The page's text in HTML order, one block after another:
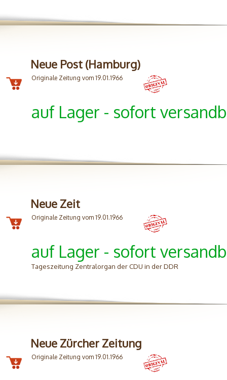
Neue Post (Hamburg)
Originale Zeitung vom 19.01.1966
auf Lager - sofort
Neue Zeit
Originale Zeitung vom 19.01.1966
auf Lager - sofort
Tageszeitung Zentralorgan der CDU in der DDR
Neue Zürcher Zeitung
Originale Zeitung vom 19.01.1966